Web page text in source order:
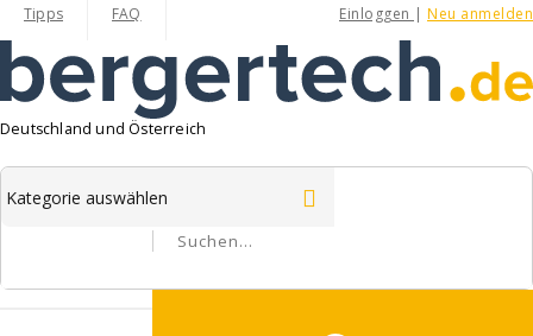
Tipps FAQ Einloggen | Neu anmelden
Deutschland und Österreich